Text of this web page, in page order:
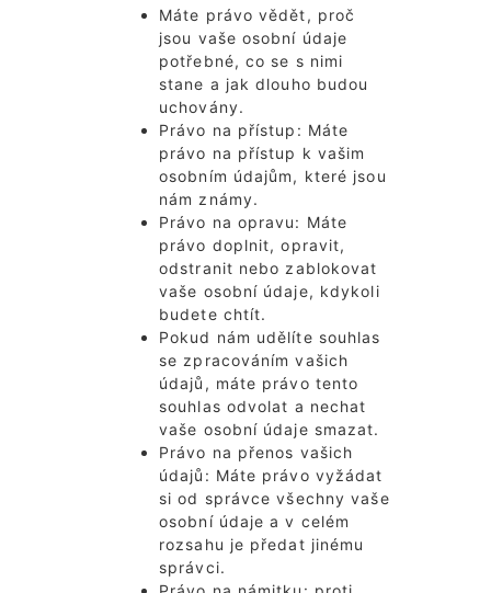
Máte právo vědět, proč
jsou vaše osobní údaje
potřebné, co se s nimi
stane a jak dlouho budou
uchovány.
Právo na přístup: Máte
právo na přístup k vašim
osobním údajům, které jsou
nám známy.
Právo na opravu: Máte
právo doplnit, opravit,
odstranit nebo zablokovat
vaše osobní údaje, kdykoli
budete chtít.
Pokud nám udělíte souhlas
se zpracováním vašich
údajů, máte právo tento
souhlas odvolat a nechat
vaše osobní údaje smazat.
Právo na přenos vašich
údajů: Máte právo vyžádat
si od správce všechny vaše
osobní údaje a v celém
rozsahu je předat jinému
správci.